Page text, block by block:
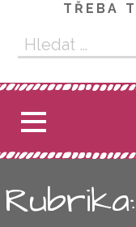
TŘEBA
Vyhledávání